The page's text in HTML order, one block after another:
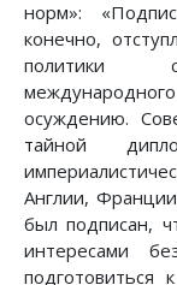
норм»:
конечно,
политики
осуждению.
тайной
Англии,
был подписан,
интересами
подготовиться